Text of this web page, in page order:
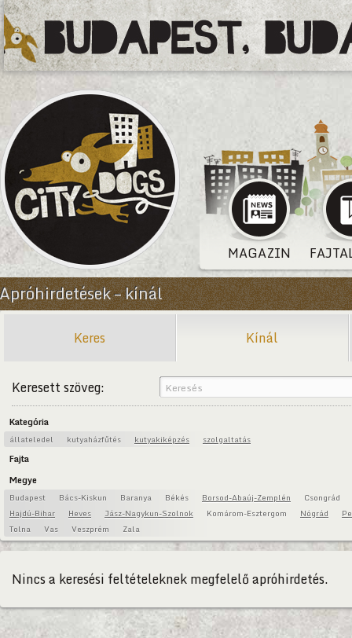
MAGAZIN
Apróhirdetések – kínál
Keres Kínál
Keresett szöveg:
Kategória
állateledel kutyaházfűtés kutyakiképzés szolgaltatás
Fajta
Megye
Budapest Bács-Kiskun Baranya Békés Borsod-Abaúj-Zemplén
Csongrád
Hajdú-Bihar
Heves Jász-Nagykun-Szolnok Komárom-Esztergom Nógrád
Tolna
Vas Veszprém Zala
Nincs a keresési feltételeknek megfelelő apróhirdetés.